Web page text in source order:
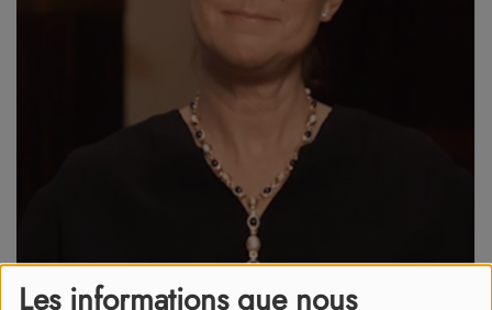
Les informations que nous